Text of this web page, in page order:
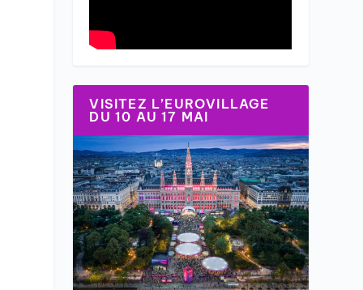
VISITEZ L’EUROVILLAGE
DU 10 AU 17 MAI